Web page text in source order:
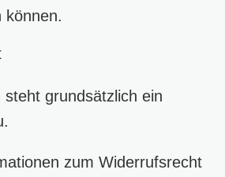
können.
steht grundsätzlich ein
zum Widerrufsrecht